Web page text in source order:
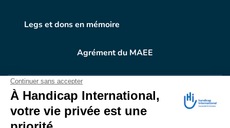
Legs et dons en mémoire
Agrément du MAEE
VOTRE DON EN ACTION
Grâce à vous, en 2025, 400.689 personnes ont